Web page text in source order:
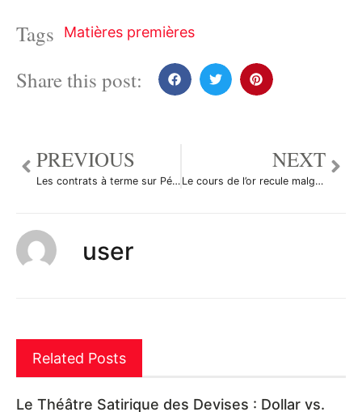
Tags Matières premières
Share this post:
PREVIOUS
Les contrats à terme sur Pétrole Brut ont augmenté durant la séance en Asie
NEXT
Le cours de l’or recule malgré l’intensification des tensions commerciales
user
Related Posts
Le Théâtre Satirique des Devises : Dollar vs.